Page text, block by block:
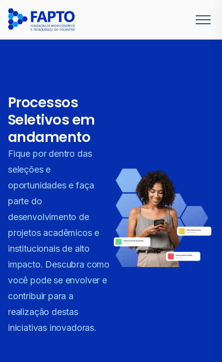
Processos
Seletivos em
andamento
Fique por dentro das
seleções e
oportunidades e faça
parte do
desenvolvimento de
projetos acadêmicos e
institucionais de alto
impacto. Descubra como
você pode se envolver e
contribuir para a
realização destas
iniciativas inovadoras.